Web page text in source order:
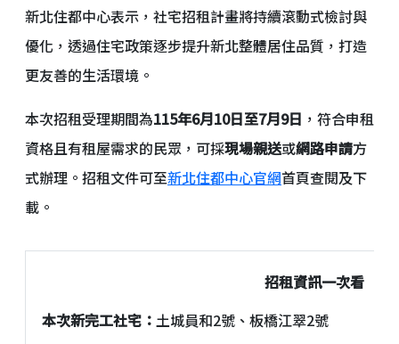
新北住都中心表示，社宅招租計畫將持續滾動式檢討與
優化，透過住宅政策逐步提升新北整體居住品質，打造
更友善的生活環境。
本次招租受理期間為115年6月10日至7月9日 ，符合申租
資格且有租屋需求的民眾，可採現場親送或網路申請方
式辦理。招租文件可至新北住都中心官網首頁查閱及下
載。
招租資訊一次看
本次新完工社宅： 土城員和2號、板橋江翠2號